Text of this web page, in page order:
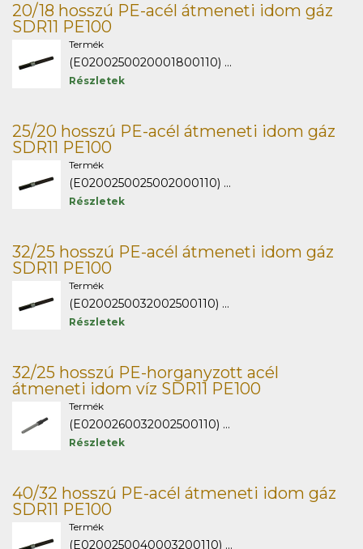
20/18 hosszú PE-acél átmeneti idom gáz
SDR11 PE100
Termék
(E0200250020001800110) ...
Részletek
25/20 hosszú PE-acél átmeneti idom gáz
SDR11 PE100
Termék
(E0200250025002000110) ...
Részletek
32/25 hosszú PE-acél átmeneti idom gáz
SDR11 PE100
Termék
(E0200250032002500110) ...
Részletek
32/25 hosszú PE-horganyzott acél
átmeneti idom víz SDR11 PE100
Termék
(E0200260032002500110) ...
Részletek
40/32 hosszú PE-acél átmeneti idom gáz
SDR11 PE100
Termék
(E0200250040003200110) ...